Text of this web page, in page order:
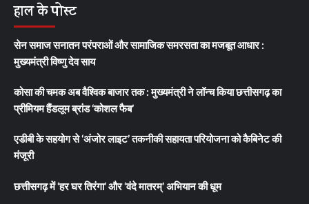
हाल के पोस्ट
सेन समाज सनातन परंपराओं और सामाजिक समरसता का मजबूत आधार :
मुख्यमंत्री विष्णु देव साय
कोसा की चमक अब वैश्विक बाजार तक : मुख्यमंत्री ने लॉन्च किया छत्तीसगढ़ का
प्रीमियम हैंडलूम ब्रांड ‘कोशल फैब’
एडीबी के सहयोग से ‘अंजोर लाइट’ तकनीकी सहायता परियोजना को कैबिनेट की
मंजूरी
छत्तीसगढ़ में ‘हर घर तिरंगा’ और ‘वंदे मातरम्’ अभियान की धूम